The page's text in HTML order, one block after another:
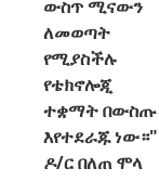
ውስጥ ሚናውን
ለመወጣት
የሚያስችሉ
የቴክኖሎጂ
ተቋማት በውስጡ
እየተደራጁ ነው።"
ዶ/ር በለጠ ሞላ